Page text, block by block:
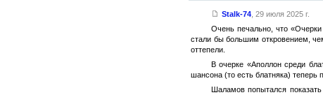
Stalk-74, 29 июля 2025 г.
Очень печально, что
стали бы большим откровением,
оттепели.
В очерке «Аполлон среди
шансона (то есть блатняка) теперь
Шаламов попытался